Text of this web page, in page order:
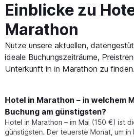
Einblicke zu
Marathon
Nutze unsere aktuellen,
ideale Buchungszeiträume,
Unterkunft in in Marathon zu finden.
Hotel in Marathon – in welchem
Buchung am günstigsten?
Hotel in Marathon – im Mai (150 €) ist
günstigsten. Der teuerste Monat, um in